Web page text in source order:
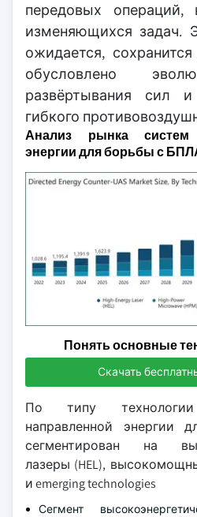
передовых
изменяющихся задач.
ожидается,
обусловлено
развёртывания сил
гибкого
Анализ рынка систем
энергии для борьбы с
Понять основные
Скачать
По типу
направленной
сегментирован на
лазеры (HEL),
и emerging technologies
Сегмент